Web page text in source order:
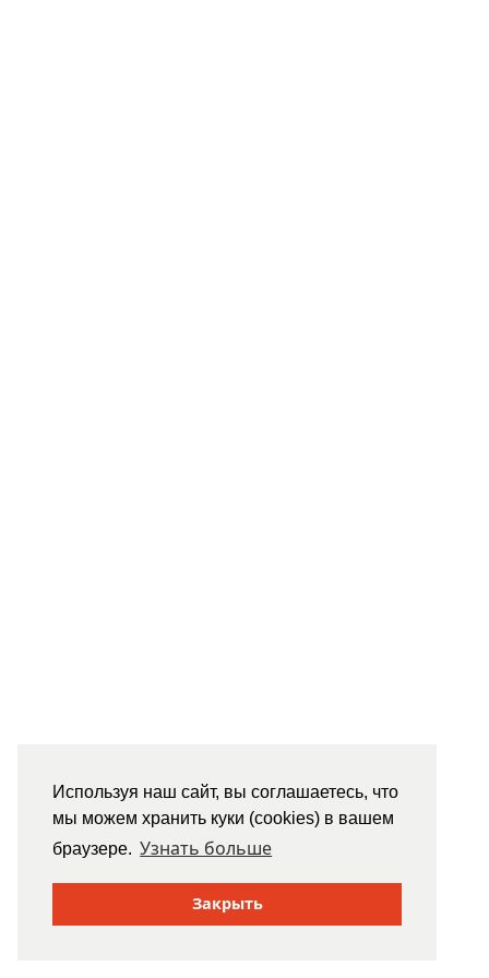
Используя наш сайт, вы соглашаетесь, что
мы можем хранить куки (cookies) в вашем
браузере. Узнать больше
Закрыть